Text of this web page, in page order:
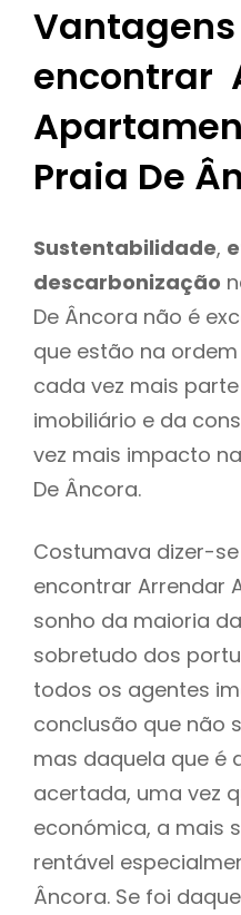
encontrar
Praia De
Sustentabilidade,
descarbonização
De Âncora não é
que estão na
cada vez mais
imobiliário e da
vez mais impacto
De Âncora.
Costumava dizer-
encontrar Arrendar
sonho da maioria
sobretudo dos
todos os agentes
conclusão que não
mas daquela que é
acertada, uma vez
económica, a mais
rentável
Âncora. Se foi